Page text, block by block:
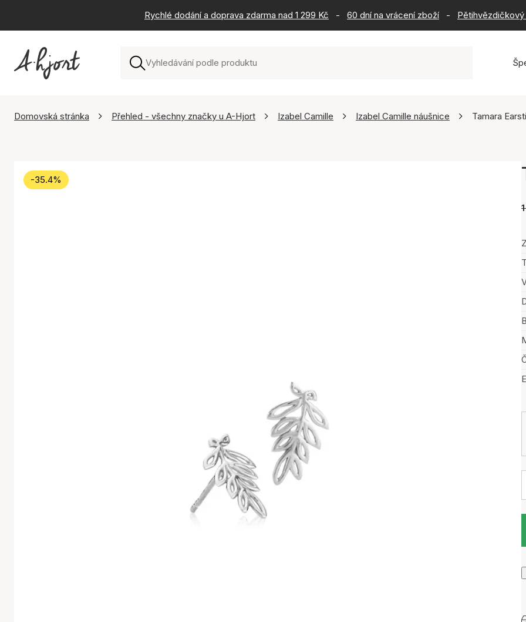
Rychlé dodání a doprava zdarma nad 1 299 Kč - 60 dní na vrácení zboží -
Domovská stránka Přehled - všechny značky u A-Hjort Izabel Camille Izabel Camille náušnice Tamara
-35.4%